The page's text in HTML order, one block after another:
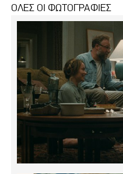
ΟΛΕΣ ΟΙ ΦΩΤΟΓΡΑΦΙΕΣ